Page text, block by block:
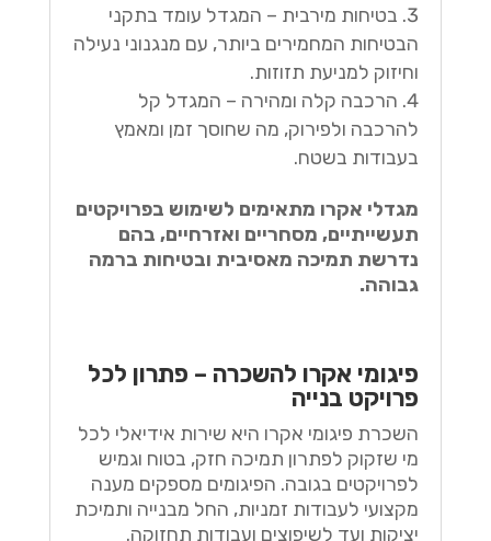
בטיחות מירבית – המגדל עומד בתקני
הבטיחות המחמירים ביותר, עם מנגנוני נעילה
וחיזוק למניעת תזוזות.
הרכבה קלה ומהירה – המגדל קל
להרכבה ולפירוק, מה שחוסך זמן ומאמץ
בעבודות בשטח.
מגדלי אקרו מתאימים לשימוש בפרויקטים
תעשייתיים, מסחריים ואזרחיים, בהם
נדרשת תמיכה מאסיבית ובטיחות ברמה
גבוהה.
פיגומי אקרו להשכרה – פתרון לכל
פרויקט בנייה
השכרת פיגומי אקרו היא שירות אידיאלי לכל
מי שזקוק לפתרון תמיכה חזק, בטוח וגמיש
לפרויקטים בגובה. הפיגומים מספקים מענה
מקצועי לעבודות זמניות, החל מבנייה ותמיכת
יציקות ועד לשיפוצים ועבודות תחזוקה.